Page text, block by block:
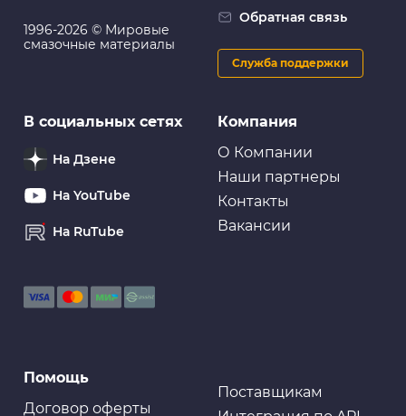
Полиуретановый Сайлентблок передней подвески,
заднего поперечного рычага, внутренний
GRASS Очиститель двигателя "Motor Cleaner", 5.8 кг
Очистители и промывки
Смазка "Rinkai" силиконовая,аэроз. 450ml (1/24)
1996-2026 © Мировые
смазочные материалы
Компания
О Компании
Наши партнеры
Контакты
Вакансии
Помощь
Договор оферты
Поставщикам
Обратная связь
Служба поддержки
В социальных сетях
На Дзене
На YouTube
На RuTube